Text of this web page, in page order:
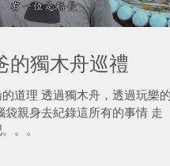
的獨木舟巡禮
道理 透過獨木舟，透過玩樂的
袋親身去紀錄這所有的事情 走
。。